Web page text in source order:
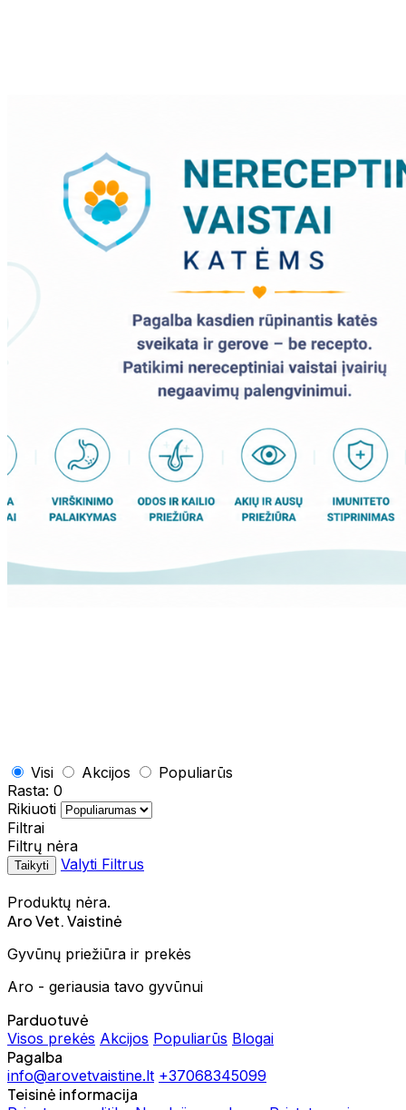
Visi Akcijos
Populiarūs
Rasta: 0
Rikiuoti
Filtrai
Filtrų nėra
Taikyti Valyti Filtrus
Produktų nėra.
Aro Vet. Vaistinė
Gyvūnų priežiūra ir prekės
Aro - geriausia tavo gyvūnui
Parduotuvė
Visos prekės Akcijos Populiarūs Blogai
Pagalba
info@arovetvaistine.lt +37068345099
Teisinė informacija